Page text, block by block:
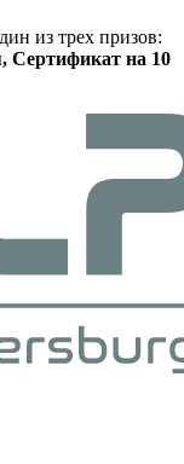
из трех призов:
Сертификат на 10